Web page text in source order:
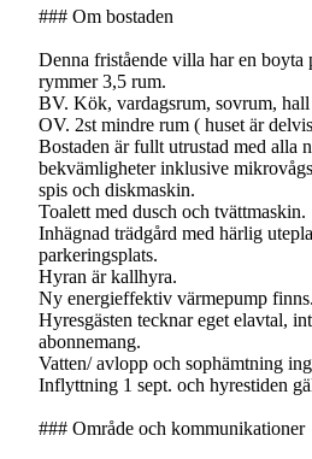
### Om bostaden
Denna fristående villa har en boyta
rymmer 3,5 rum.
BV. Kök, vardagsrum, sovrum, hall
OV. 2st mindre rum ( huset är
Bostaden är fullt utrustad med alla
bekvämligheter inklusive
spis och diskmaskin.
Toalett med dusch och tvättmaskin.
Inhägnad trädgård med härlig
parkeringsplats.
Hyran är kallhyra.
Ny energieffektiv värmepump finns.
Hyresgästen tecknar eget elavtal,
abonnemang.
Vatten/ avlopp och sophämtning
Inflyttning 1 sept. och hyrestiden
### Område och kommunikationer